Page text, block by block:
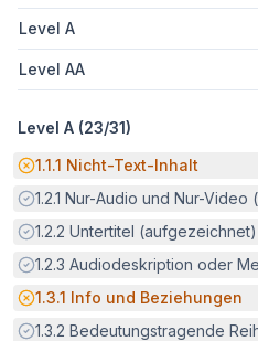
Level A
Level AA
Level A (23/31)
Potenzielle Barriere:
1.1.1 Nicht-Text-Inhalt
Erfüllt:
1.2.1 Nur-Audio und Nur-Video
Erfüllt:
1.2.2 Untertitel (aufgezeichnet)
Erfüllt:
1.2.3 Audiodeskription oder
Potenzielle Barriere:
1.3.1 Info und Beziehungen
Erfüllt:
1.3.2 Bedeutungstragende